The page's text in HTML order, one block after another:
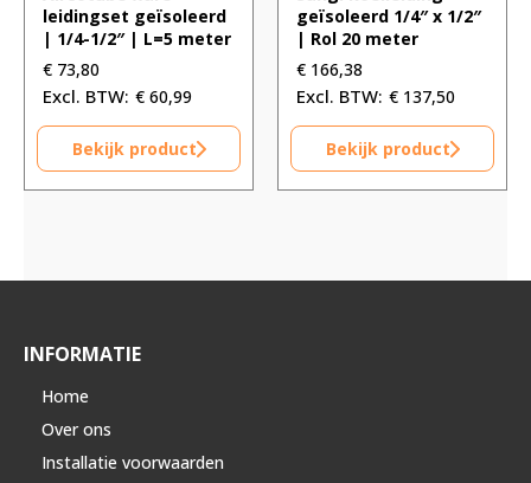
leidingset geïsoleerd
| 1/4-1/2″ | L=5 meter
€ 73,80
€ 60,99
Bekijk product
geïsoleerd 1/4″ x 1/2″
| Rol 20 meter
€ 166,38
€ 137,50
Bekijk product
INFORMATIE
Home
Over ons
Installatie voorwaarden